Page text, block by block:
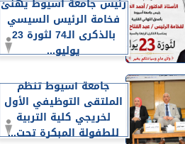
رئيس جامعة أسيوط يهنئ
فخامة الرئيس السيسي
بالذكرى الـ74 لثورة 23
يوليو...
جامعة أسيوط تنظم
الملتقى التوظيفي الأول
لخريجي كلية التربية
للطفولة المبكرة تحت...